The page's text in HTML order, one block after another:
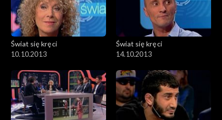
Świat się kręci
10.10.2013
Świat się kręci
14.10.2013